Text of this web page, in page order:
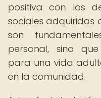
positiva con los
sociales adquiridas
son
personal, sino
para una vida
en la comunidad.